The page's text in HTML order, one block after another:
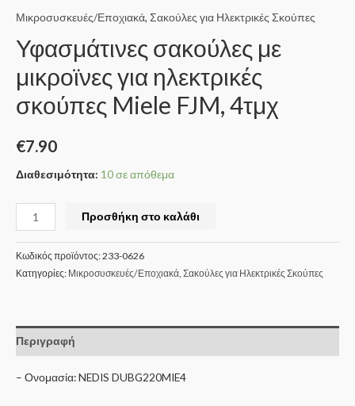
Μικροσυσκευές/Εποχιακά, Σακούλες για Ηλεκτρικές Σκούπες
Υφασμάτινες σακούλες με
μικροϊνες για ηλεκτρικές
σκούπες Miele FJM, 4τμχ
€7.90
Διαθεσιμότητα: 10 σε απόθεμα
Προσθήκη στο καλάθι
Κωδικός προϊόντος:233-0626
Κατηγορίες: Μικροσυσκευές/Εποχιακά Σακούλες για Ηλεκτρικές Σκούπες
Περιγραφή
– Ονομασία: NEDIS DUBG220MIE4